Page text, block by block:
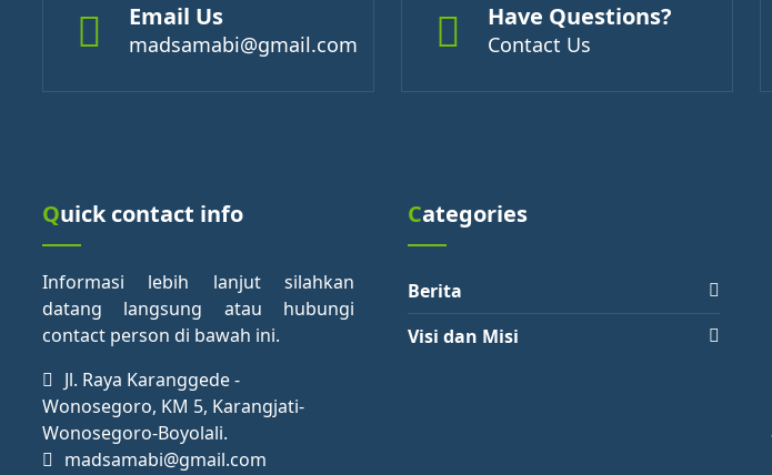
Email Us
madsamabi@gmail.com
Have Questions?
Contact Us
Quick contact info
Informasi lebih lanjut silahkan
datang langsung atau hubungi
contact person di bawah ini.
Jl. Raya Karanggede -
Wonosegoro, KM 5, Karangjati-
Wonosegoro-Boyolali.
madsamabi@gmail.com
Categories
Berita
Visi dan Misi